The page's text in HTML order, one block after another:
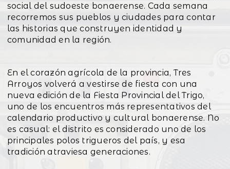
social del sudoeste bonaerense. Cada semana
recorremos sus pueblos y ciudades para contar
las historias que construyen identidad y
comunidad en la región.
En el corazón agrícola de la provincia, Tres
Arroyos volverá a vestirse de fiesta con una
nueva edición de la Fiesta Provincial del Trigo,
uno de los encuentros más representativos del
calendario productivo y cultural bonaerense. No
es casual: el distrito es considerado uno de los
principales polos trigueros del país, y esa
tradición atraviesa generaciones.